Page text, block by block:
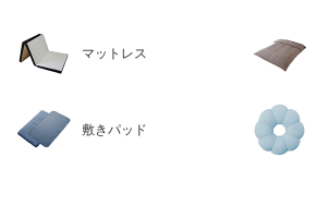
マットレス
敷きパッド